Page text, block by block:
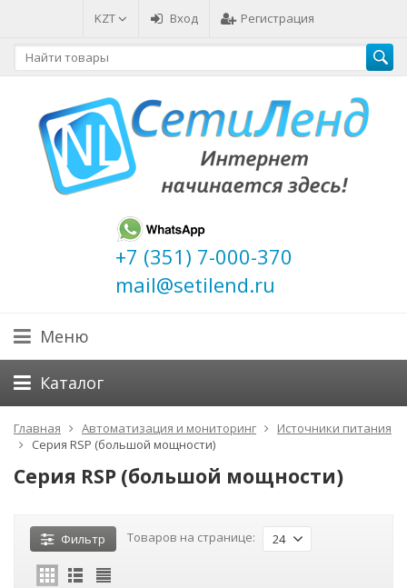
KZT Вход Регистрация
+7 (351) 7-000-370
mail@setilend.ru
Меню
Каталог
Главная Автоматизация и мониторинг
Источники питания
Серия RSP (большой мощности)
Серия RSP (большой мощности)
Фильтр Товаров на странице: 24